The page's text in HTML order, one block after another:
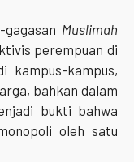
Muslimah
perempuan di
kampus-kampus,
bahkan dalam
bukti bahwa
oleh satu